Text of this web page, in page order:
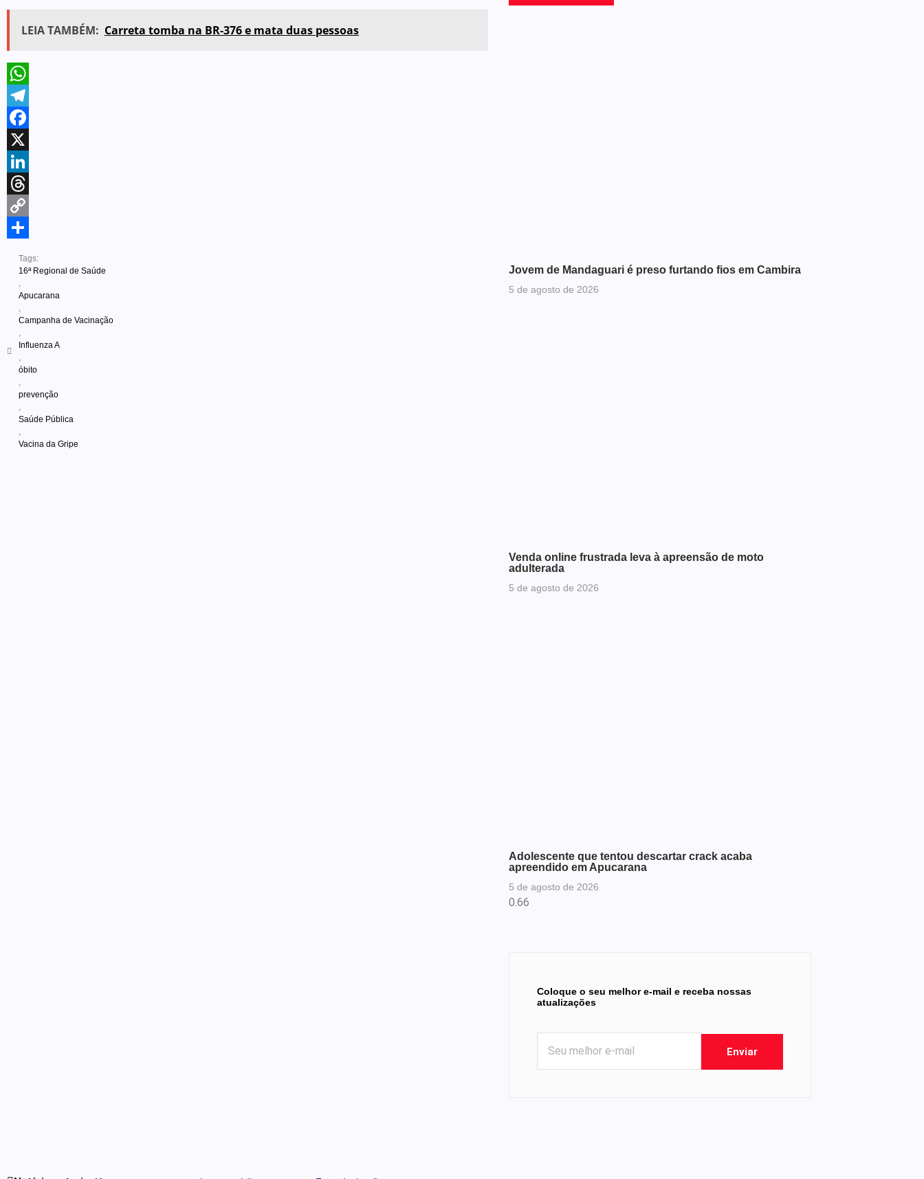
LEIA TAMBÉM: Carreta tomba na BR-376 e mata duas pessoas
WhatsApp
Telegram
Facebook
X
LinkedIn
Threads
Copy
Tags:
16ª Regional de Saúde
,
Apucarana
,
Campanha de Vacinação
,
Influenza A
,
óbito
,
prevenção
,
Saúde Pública
,
Vacina da Gripe
Jovem de Mandaguari é preso furtando fios em Cambira
5 de agosto de 2026
Venda online frustrada leva à apreensão de moto
adulterada
5 de agosto de 2026
Adolescente que tentou descartar crack acaba
apreendido em Apucarana
5 de agosto de 2026
Coloque o seu melhor e-mail e receba nossas
atualizações
Enviar